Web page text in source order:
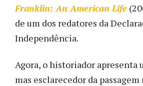
Franklin: An American Life
de um dos redatores da
Independência.
Agora, o historiador apresenta
mas esclarecedor da